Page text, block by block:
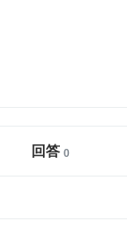
回答